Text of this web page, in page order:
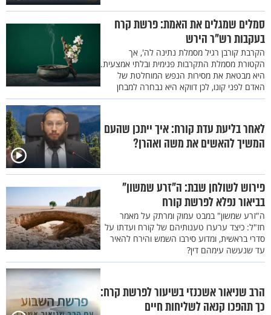
וַיְרַקְּעוּם צִפּוּי לַמִּזְבֵּחַ: {ה} זִכָּרוֹן לִבְנֵי יִשְׂרָאֵל לְמַעַן אֲשֶׁר לֹא יִקְרַב
אִישׁ זָר אֲשֶׁר לֹא מִזֶּרַע אַהֲרֹן הוּא לְהַקְטִיר קְטֹרֶת לִפְנֵי יְהוָה וְלֹא
יִהְיֶה כְקֹרַח וְכַעֲדָתוֹ כַּאֲשֶׁר דִּבֶּר יְהוָה בְּיַד מֹשֶׁה לוֹ: (פ) {ו} וַיִּלֹּנוּ כָּל
עֲדַת בְּנֵי יִשְׂרָאֵל מִמָּחֳרָת עַל מֹשֶׁה וְעַל אַהֲרֹן לֵאמֹר אַתֶּם הֲמִתֶּם
אֶת עַם יְהוָה: {ז} וַיְהִי בְּהִקָּהֵל הָעֵדָה עַל מֹשֶׁה וְעַל אַהֲרֹן וַיִּפְנוּ אֶל
אֹהֶל מוֹעֵד וְהִנֵּה כִסָּהוּ הֶעָנָן וַיֵּרָא כְּבוֹד יְהוָה: {ח} וַיָּבֹא מֹשֶׁה וְאַהֲרֹן
אֶל פְּנֵי אֹהֶל מוֹעֵד: (ס) {ט} רביעי וַיְדַבֵּר יְהוָה אֶל מֹשֶׁה לֵּאמֹר: {י}
הֵרֹמּוּ מִתּוֹךְ הָעֵדָה הַזֹּאת וַאֲכַלֶּה אֹתָם כְּרָגַע וַיִּפְּלוּ עַל פְּנֵיהֶם: {יא}
וַיֹּאמֶר מֹשֶׁה אֶל אַהֲרֹן קַח אֶת הַמַּחְתָּה וְתֶן עָלֶיהָ אֵשׁ מֵעַל הַמִּזְבֵּחַ
וְשִׂים קְטֹרֶת וְהוֹלֵךְ מְהֵרָה אֶל הָעֵדָה וְכַפֵּר עֲלֵיהֶם כִּי יָצָא הַקֶּצֶף
מִלִּפְנֵי יְהוָה הֵחֵל הַנָּגֶף: {יב} וַיִּקַּח אַהֲרֹן כַּאֲשֶׁר דִּבֶּר מֹשֶׁה וַיָּרָץ אֶל
תּוֹך הַקָּהָל וְהִנֵּה הֵחֵל הַנֶּגֶף בָּעָם וַיִּתֵּן אֶת הַקְּטֹרֶת וַיְכַפֵּר עַל הָעָם:
{יג} וַיַּעֲמֹד בֵּין הַמֵּתִים וּבֵין הַחַיִּים וַתֵּעָצַר הַמַּגֵּפָה: {יד} וַיִּהְיוּ הַמֵּתִים
בַּמַּגֵּפָה אַרְבָּעָה עָשָׂר אֶלֶף וּשְׁבַע מֵאוֹת מִלְּבַד הַמֵּתִים עַל דְּבַר
קֹרַח: {טו} וַיָּשָׁב אַהֲרֹן אֶל מֹשֶׁה אֶל פֶּתַח אֹהֶל מוֹעֵד וְהַמַּגֵּפָה
נֶעֱצָרָה: (פ) {טז} חמישי וַיְדַבֵּר יְהוָה אֶל מֹשֶׁה לֵּאמֹר: {יז} דַּבֵּר אֶל
בְּנֵי יִשְׂרָאֵל וְקַח מֵאִתָּם מַטֶּה מַטֶּה לְבֵית אָב מֵאֵת כָּל נְשִׂיאֵהֶם
לְבֵית אֲבֹתָם שְׁנֵים עָשָׂר מַטּוֹת אִישׁ אֶת שְׁמוֹ תִּכְתֹּב עַל מַטֵּהוּ: {יח}
סמלים שמגלים את האמת: פרשת קרח
בעקבות רש"ר הירש
הקרבת קורבן רגיל מסמלת נתינה לה', אך
הקטורת מסמלת התקרבות פנימית ובלתי אמצעית.
היא מבטאת את מסירות הנפש המוחלטת של
האדם לפני קונו, לכן דווקא היא נבחרה למבחן
לאחר בליעת עדת קורח: איך ייתכן שהעם
המשיך להאשים את משה ואהרן?
פירוש לשולחן שבת: ה"זרע שמשון"
בביאור נפלא לפרשת קורח
ה"זרע שמשון" במבט עמוק ומרתק על מאמר
חז"ל: כיצד ערערו טענותיהם של קורח ועדתו על
סדרי בראשית, ומדוע סירבו השמש והירח להאיר
עד שנעשה עימהם דין?
הרב שניאור אשכנזי בשיעור לפרשת קרח:
כך תהפכו קנאה לשליחות חיים